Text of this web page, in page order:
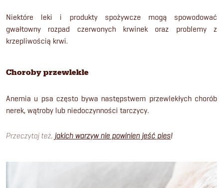
Niektóre leki i produkty spożywcze mogą spowodować
gwałtowny rozpad czerwonych krwinek oraz problemy z
krzepliwością krwi.
Choroby przewlekłe
Anemia u psa często bywa następstwem przewlekłych chorób
nerek, wątroby lub niedoczynności tarczycy.
Przeczytaj też, jakich warzyw nie powinien jeść pies!